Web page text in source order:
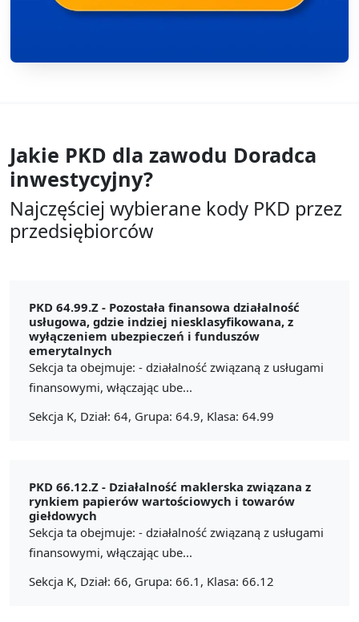
Jakie PKD dla zawodu Doradca
inwestycyjny?
Najczęściej wybierane kody PKD przez
przedsiębiorców
PKD 64.99.Z - Pozostała finansowa działalność
usługowa, gdzie indziej niesklasyfikowana, z
wyłączeniem ubezpieczeń i funduszów
emerytalnych
Sekcja ta obejmuje: - działalność związaną z usługami
finansowymi, włączając ube...
Sekcja K, Dział: 64, Grupa: 64.9, Klasa: 64.99
PKD 66.12.Z - Działalność maklerska związana z
rynkiem papierów wartościowych i towarów
giełdowych
Sekcja ta obejmuje: - działalność związaną z usługami
finansowymi, włączając ube...
Sekcja K, Dział: 66, Grupa: 66.1, Klasa: 66.12